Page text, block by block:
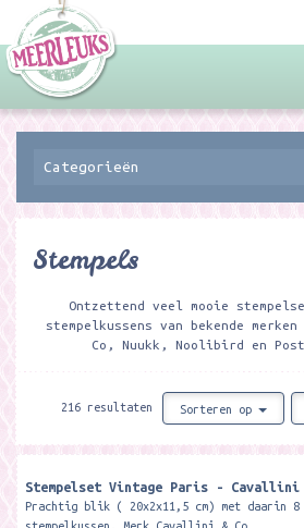
Categorieën
Stempels
Ontzettend veel mooie
stempelkussens van bekende
Co, Nuukk, Noolibird en
216 resultaten Sorteren op
Stempelset Vintage Paris - Cavallini
Prachtig blik ( 20x2x11,5 cm) met daarin 8